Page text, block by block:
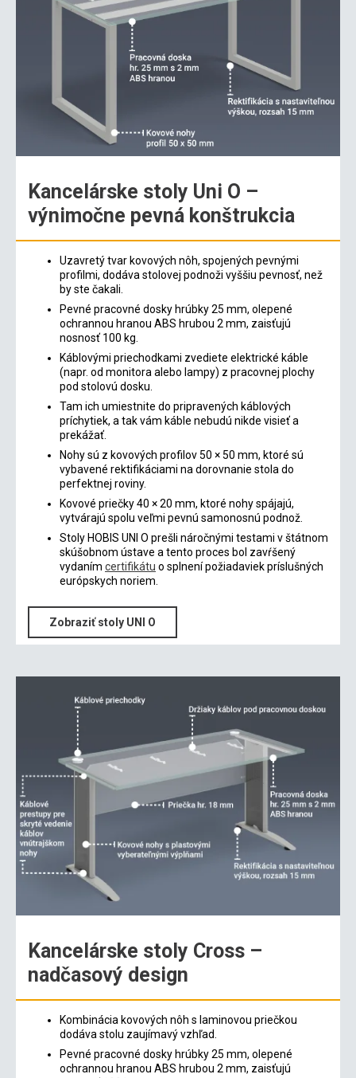
Kancelárske stoly Uni O –
výnimočne pevná konštrukcia
Uzavretý tvar kovových nôh, spojených pevnými
profilmi, dodáva stolovej podnoži vyššiu pevnosť, než
by ste čakali.
Pevné pracovné dosky hrúbky 25 mm, olepené
ochrannou hranou ABS hrubou 2 mm, zaisťujú
nosnosť 100 kg.
Káblovými priechodkami zvediete elektrické káble
(napr. od monitora alebo lampy) z pracovnej plochy
pod stolovú dosku.
Tam ich umiestnite do pripravených káblových
príchytiek, a tak vám káble nebudú nikde visieť a
prekážať.
Nohy sú z kovových profilov 50 × 50 mm, ktoré sú
vybavené rektifikáciami na dorovnanie stola do
perfektnej roviny.
Kovové priečky 40 × 20 mm, ktoré nohy spájajú,
vytvárajú spolu veľmi pevnú samonosnú podnož.
Stoly HOBIS UNI O prešli náročnými testami v štátnom
skúšobnom ústave a tento proces bol zavŕšený
vydaním certifikátu o splnení požiadaviek príslušných
európskych noriem.
Zobraziť stoly UNI O
Kancelárske stoly Cross –
nadčasový design
Kombinácia kovových nôh s laminovou priečkou
dodáva stolu zaujímavý vzhľad.
Pevné pracovné dosky hrúbky 25 mm, olepené
ochrannou hranou ABS hrubou 2 mm, zaisťujú